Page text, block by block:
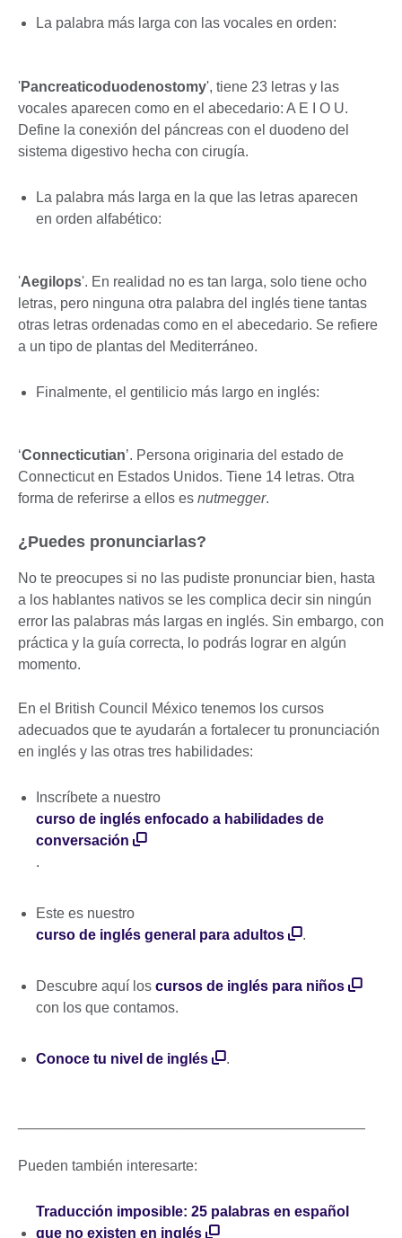
La palabra más larga con las vocales en orden:
'Pancreaticoduodenostomy', tiene 23 letras y las
vocales aparecen como en el abecedario: A E I O U.
Define la conexión del páncreas con el duodeno del
sistema digestivo hecha con cirugía.
La palabra más larga en la que las letras aparecen
en orden alfabético:
'Aegilops'. En realidad no es tan larga, solo tiene ocho
letras, pero ninguna otra palabra del inglés tiene tantas
otras letras ordenadas como en el abecedario. Se refiere
a un tipo de plantas del Mediterráneo.
Finalmente, el gentilicio más largo en inglés:
‘Connecticutian’. Persona originaria del estado de
Connecticut en Estados Unidos. Tiene 14 letras. Otra
forma de referirse a ellos es nutmegger.
¿Puedes pronunciarlas?
No te preocupes si no las pudiste pronunciar bien, hasta
a los hablantes nativos se les complica decir sin ningún
error las palabras más largas en inglés. Sin embargo, con
práctica y la guía correcta, lo podrás lograr en algún
momento.
En el British Council México tenemos los cursos
adecuados que te ayudarán a fortalecer tu pronunciación
en inglés y las otras tres habilidades:
Inscríbete a nuestro
curso de inglés enfocado a habilidades de
conversación
.
Este es nuestro
curso de inglés general para adultos
.
Descubre aquí los cursos de inglés para niños
con los que contamos.
Conoce tu nivel de inglés .
Pueden también interesarte:
Traducción imposible: 25 palabras en español
que no existen en inglés